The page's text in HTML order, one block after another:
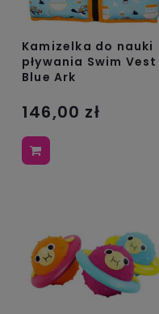
Kamizelka do nauki
pływania Swim Vest
Blue Ark
146,00 zł